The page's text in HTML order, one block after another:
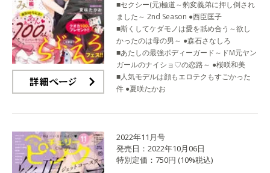
■セクシー(元)極道～豹変義弟に押し倒され
ました～ 2nd Season ●西臣匡子
■斯くしてケダモノは愛を舐め合う～欲し
かったのは母の男～ ●森石さなしろ
■あたしの最強ボディーガード～ドM元ヤン
ガールのナイショ♡の恋路～ ●桜咲和美
■人気モデルは顔もエロテクもすごかった
件 ●夏咲たかお
2022年11月号
発売日：2022年10月06日
特別定価：750円 (10%税込)